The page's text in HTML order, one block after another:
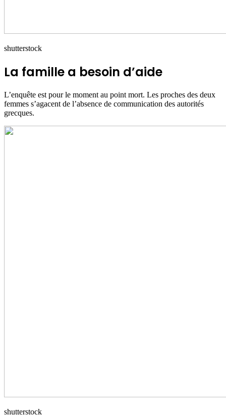
shutterstock
La famille a besoin d’aide
L’enquête est pour le moment au point mort. Les proches des deux
femmes s’agacent de l’absence de communication des autorités
grecques.
shutterstock